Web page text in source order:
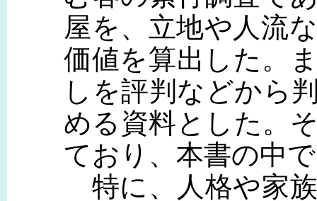
屋を、立地や人流
価値を算出した。
しを評判などから
める資料とした。
ており、本書の中
特に、人格や家